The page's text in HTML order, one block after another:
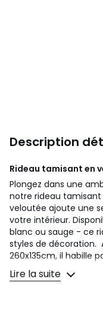
Description
Rideau tamisant en
Plongez dans une
notre rideau
veloutée ajoute une
votre intérieur.
blanc ou sauge - ce
styles de décoration.
260x135cm, il habille
salon, chambre à
œillets, de couleur
Lire la suite